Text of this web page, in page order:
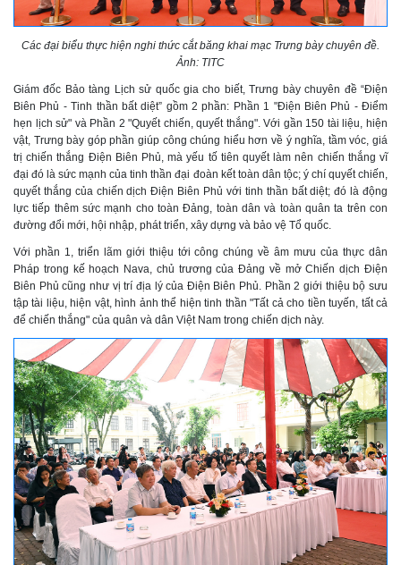
Các đại biểu thực hiện nghi thức cắt băng khai mạc Trưng bày chuyên đề.
Ảnh: TITC
Giám đốc Bảo tàng Lịch sử quốc gia cho biết, Trưng bày chuyên đề “Điện
Biên Phủ - Tinh thần bất diệt” gồm 2 phần: Phần 1 "Điện Biên Phủ - Điểm
hẹn lịch sử" và Phần 2 "Quyết chiến, quyết thắng". Với gần 150 tài liệu, hiện
vật, Trưng bày góp phần giúp công chúng hiểu hơn về ý nghĩa, tầm vóc, giá
trị chiến thắng Điện Biên Phủ, mà yếu tố tiên quyết làm nên chiến thắng vĩ
đại đó là sức mạnh của tinh thần đại đoàn kết toàn dân tộc; ý chí quyết chiến,
quyết thắng của chiến dịch Điện Biên Phủ với tinh thần bất diệt; đó là động
lực tiếp thêm sức mạnh cho toàn Đảng, toàn dân và toàn quân ta trên con
đường đổi mới, hội nhập, phát triển, xây dựng và bảo vệ Tổ quốc.
Với phần 1, triển lãm giới thiệu tới công chúng về âm mưu của thực dân
Pháp trong kế hoạch Nava, chủ trương của Đảng về mở Chiến dịch Điện
Biên Phủ cũng như vị trí địa lý của Điện Biên Phủ. Phần 2 giới thiệu bộ sưu
tập tài liệu, hiện vật, hình ảnh thể hiện tinh thần "Tất cả cho tiền tuyến, tất cả
để chiến thắng" của quân và dân Việt Nam trong chiến dịch này.